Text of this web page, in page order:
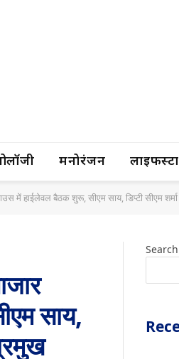
मनोरंजन
में हाईलेवल बैठक शुरू, सीएम साय, डिप्टी सीएम
साय,
Search